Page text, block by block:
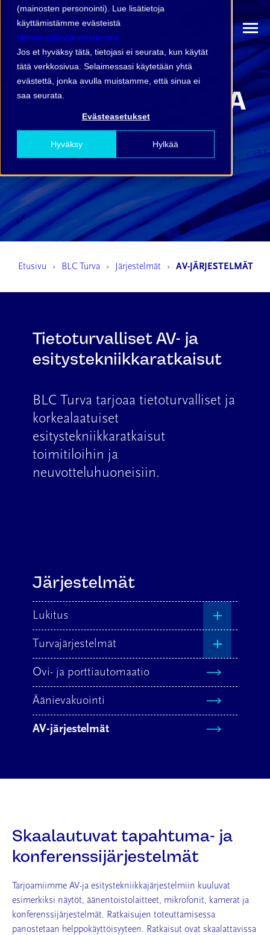
(mainosten personointi). Lue lisätietoja
käyttämistämme evästeistä
tietosuojakäytännöstämme.
Jos et hyväksy tätä, tietojasi ei seurata, kun käytät
tätä verkkosivua. Selaimessasi käytetään yhtä
evästettä, jonka avulla muistamme, että sinua ei
saa seurata.
Evästeasetukset
Hyväksy Hylkää
AV-järjestelmät
Etusivu BLC Turva Järjestelmät AV-JÄRJESTELMÄT
Järjestelmät
Lukitus
Mekaaninen lukitus
Digitaalinen lukitus ja
kulunhallinta
Sähköinen lukitus
Turvajärjestelmät
Kulunvalvonta
Kameravalvonta
Työajanseuranta
Ovi- ja porttiautomaatio
Äänievakuointi
AV-järjestelmät
Tietoturvalliset AV- ja
esitystekniikkaratkaisut
BLC Turva tarjoaa tietoturvalliset ja
korkealaatuiset
esitystekniikkaratkaisut
toimitiloihin ja
neuvotteluhuoneisiin.
Skaalautuvat tapahtuma- ja
konferenssijärjestelmät
Tarjoamiimme AV-ja esitystekniikkajärjestelmiin kuuluvat
esimerkiksi näytöt, äänentoistolaitteet, mikrofonit, kamerat ja
konferenssijärjestelmät. Ratkaisujen toteuttamisessa
panostetaan helppokäyttöisyyteen. Ratkaisut ovat skaalattavissa